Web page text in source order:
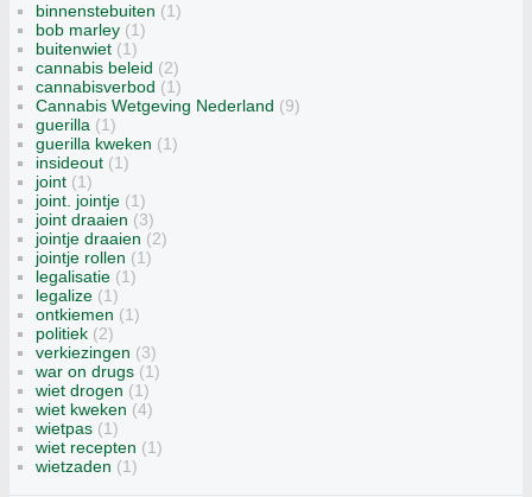
binnenstebuiten (1)
bob marley (1)
buitenwiet (1)
cannabis beleid (2)
cannabisverbod (1)
Cannabis Wetgeving Nederland (9)
guerilla (1)
guerilla kweken (1)
insideout (1)
joint (1)
joint. jointje (1)
joint draaien (3)
jointje draaien (2)
jointje rollen (1)
legalisatie (1)
legalize (1)
ontkiemen (1)
politiek (2)
verkiezingen (3)
war on drugs (1)
wiet drogen (1)
wiet kweken (4)
wietpas (1)
wiet recepten (1)
wietzaden (1)